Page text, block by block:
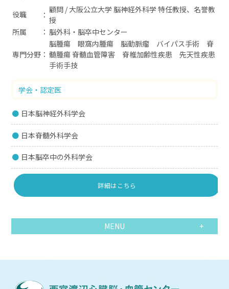
役職
顧問 / 大阪公立大学 脳神経外科学 特任教授、名誉教
授
所属
脳外科・脳卒中センター
専門分野
脳腫瘍 眼窩内腫瘍 脳動脈瘤 バイパス手術 脊
髄腫瘍 脊髄血管障害 脊椎加齢性疾患 先天性疾患
手術手技
学会・認定医
日本脳神経外科学会
日本脊髄外科学会
日本脳卒中の外科学会
詳細はこちら
MENU